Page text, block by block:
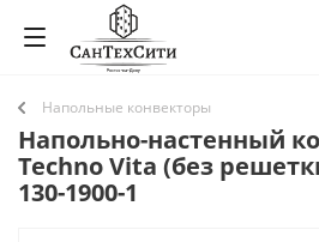
Напольные конвекторы
Напольно-настенный
Techno Vita (без
130-1900-1